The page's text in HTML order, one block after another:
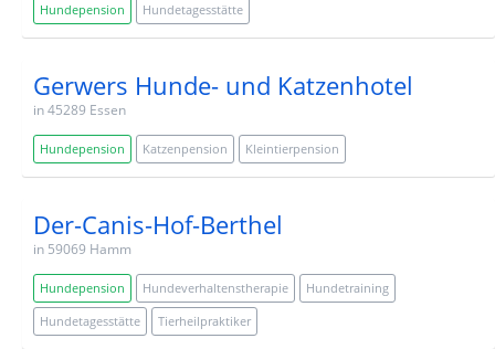
Hundepension Hundetagesstätte
Gerwers Hunde- und Katzenhotel
in 45289 Essen
Hundepension Katzenpension Kleintierpension
Der-Canis-Hof-Berthel
in 59069 Hamm
Hundepension Hundeverhaltenstherapie
Hundetraining
Hundetagesstätte
Tierheilpraktiker